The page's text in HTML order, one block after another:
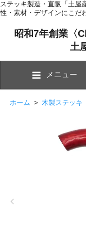
ステッキ製造・直販「土屋
性・素材・デザインにこだ
昭和7年創業〈
土
メニュー
ホーム > 木製ステッキ